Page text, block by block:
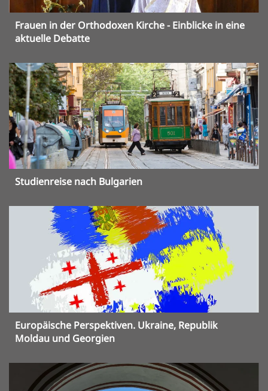
Frauen in der Orthodoxen Kirche - Einblicke in eine
aktuelle Debatte
Studienreise nach Bulgarien
Europäische Perspektiven. Ukraine, Republik
Moldau und Georgien